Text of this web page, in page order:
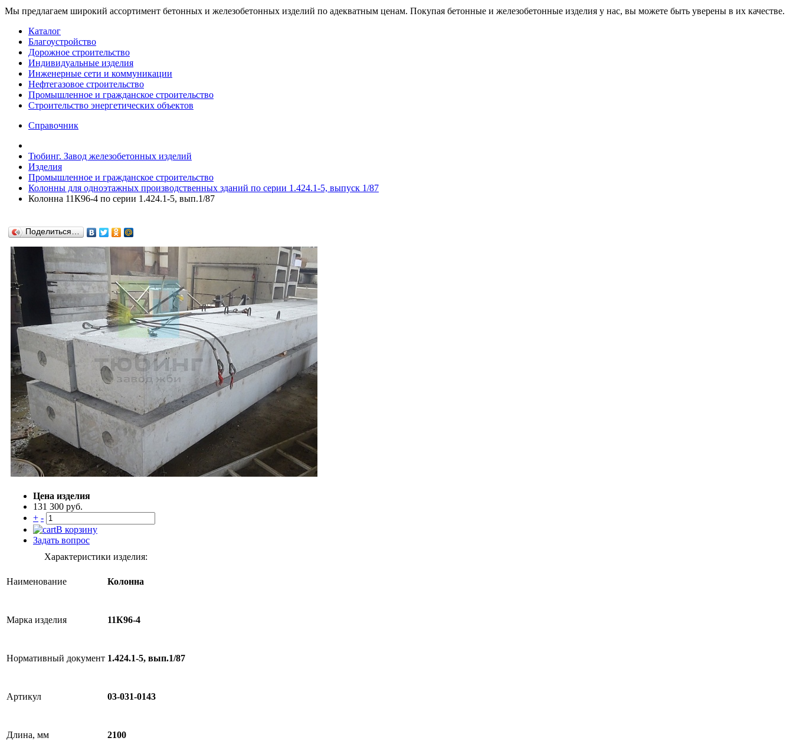
Мы предлагаем широкий ассортимент бетонных и железобетонных изделий по адекватным ценам. Покупая бетонные и железобетонные изделия у нас, вы можете быть уверены в их качестве.
Каталог
Благоустройство
Дорожное строительство
Индивидуальные изделия
Инженерные сети и коммуникации
Нефтегазовое строительство
Промышленное и гражданское строительство
Строительство энергетических объектов
Справочник
Тюбинг. Завод железобетонных изделий
Изделия
Промышленное и гражданское строительство
Колонны для одноэтажных производственных зданий по серии 1.424.1-5, выпуск 1/87
Колонна 11К96-4 по серии 1.424.1-5, вып.1/87
Поделиться…
Цена изделия
131 300 руб.
+ -
В корзину
Задать вопрос
Характеристики изделия:
Наименование Колонна
Марка изделия 11К96-4
Нормативный документ 1.424.1-5, вып.1/87
Артикул 03-031-0143
Длина, мм 2100